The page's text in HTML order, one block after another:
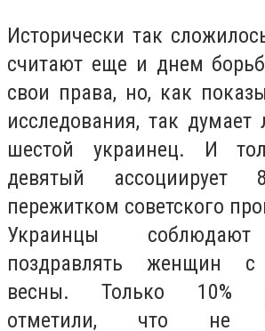
Исторически так
считают еще и днем
свои права, но, как
исследования, так
шестой украинец. И
девятый
пережитком советского
Украинцы
поздравлять женщин с
весны. Только 10%
отметили, что не